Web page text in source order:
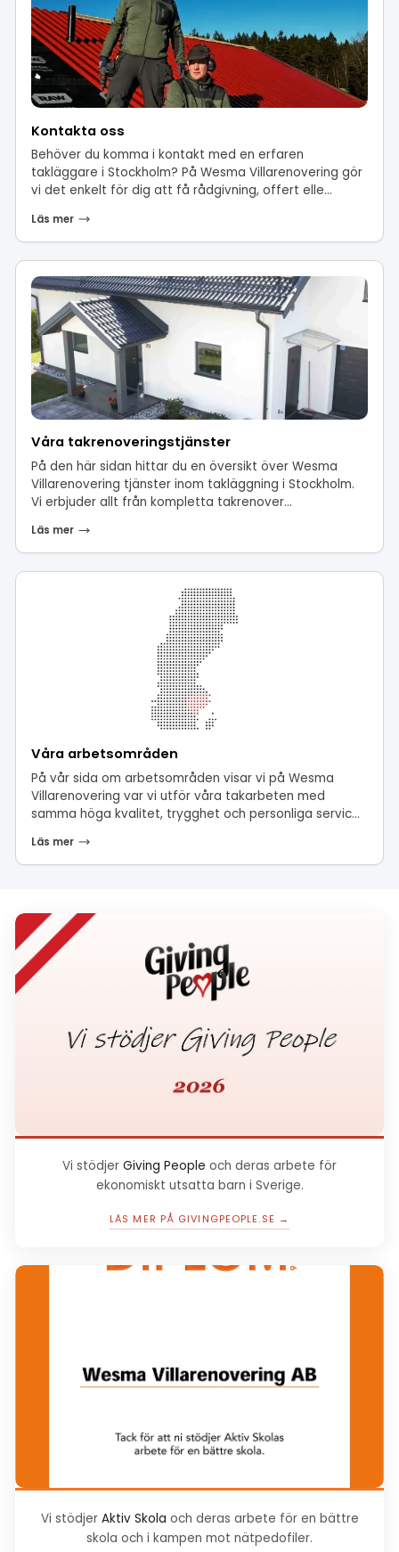
Kontakta oss
Behöver du komma i kontakt med en erfaren
takläggare i Stockholm? På Wesma Villarenovering gör
vi det enkelt för dig att få rådgivning, offert elle...
Läs mer
Våra takrenoveringstjänster
På den här sidan hittar du en översikt över Wesma
Villarenovering tjänster inom takläggning i Stockholm.
Vi erbjuder allt från kompletta takrenover...
Läs mer
Våra arbetsområden
På vår sida om arbetsområden visar vi på Wesma
Villarenovering var vi utför våra takarbeten med
samma höga kvalitet, trygghet och personliga servic...
Läs mer
Vi stödjer Giving People och deras arbete för
ekonomiskt utsatta barn i Sverige.
LÄS MER PÅ GIVINGPEOPLE.SE →
Vi stödjer Aktiv Skola och deras arbete för en bättre
skola och i kampen mot nätpedofiler.